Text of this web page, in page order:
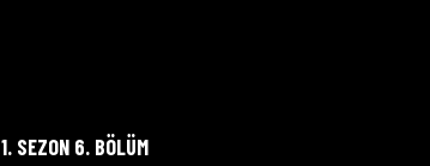
1. SEZON 6. BÖLÜM